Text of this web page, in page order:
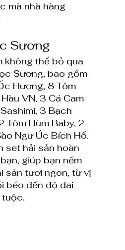
mà nhà hàng
Sương
không thể bỏ qua
Sương, bao gồm
Hương, 8 Tôm
VN, 3 Cá Cam
3 Bạch
Tôm Hùm Baby, 2
Ngư Úc Bích Hổ.
set hải sản hoàn
giúp bạn nếm
sản tươi ngon, từ vị
béo đến độ dai